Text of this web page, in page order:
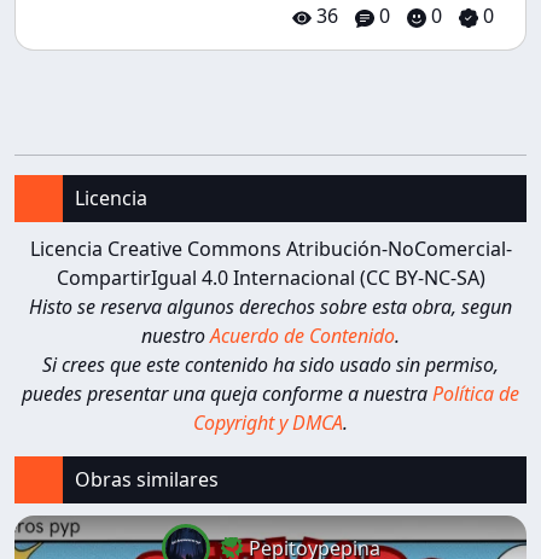
36 0 0 0
Licencia
Licencia Creative Commons Atribución-NoComercial-
CompartirIgual 4.0 Internacional (CC BY-NC-SA)
Histo se reserva algunos derechos sobre esta obra, segun
nuestroAcuerdo de Contenido.
Si crees que este contenido ha sido usado sin permiso,
puedes presentar una queja conforme a nuestraPolítica de
Copyright y DMCA.
Obras similares
Pepitoypepina